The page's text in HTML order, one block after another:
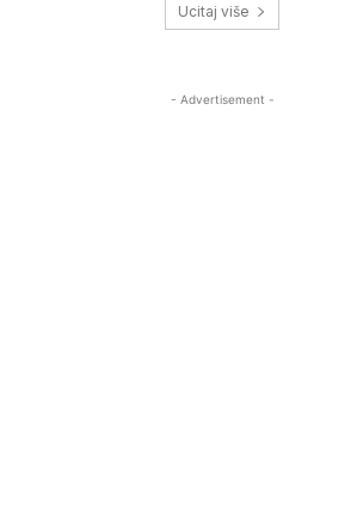
Ucitaj više
- Advertisement -